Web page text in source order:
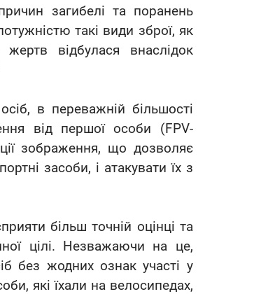
загибелі та поранень
такі види зброї, як
відбулася внаслідок
в переважній більшості
від першої особи (FPV-
зображення, що дозволяє
засоби, і атакувати їх з
більш точній оцінці та
цілі. Незважаючи на це,
без жодних ознак участі у
які їхали на велосипедах,